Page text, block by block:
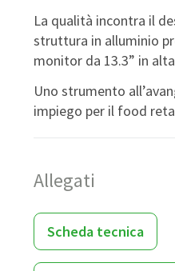
La qualità incontra il
struttura in alluminio
monitor da 13.3” in
Uno strumento
impiego per il food
Allegati
Scheda tecnica